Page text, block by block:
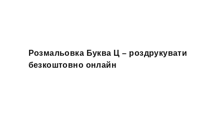
Розмальовка Буква Ц – роздрукувати
безкоштовно онлайн